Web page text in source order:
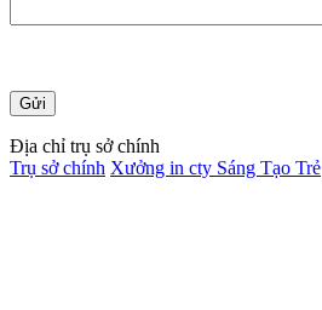
Địa chỉ trụ sở chính
Trụ sở chính Xưởng in cty Sáng Tạo Trẻ